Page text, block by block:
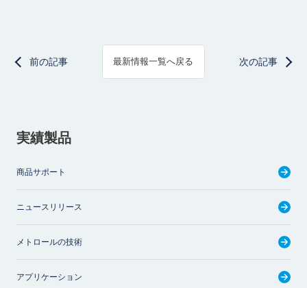
前の記事 最新情報一覧へ戻る 次の記事
実績製品
商品サポート
ニュースリリース
メトロールの技術
アプリケーション